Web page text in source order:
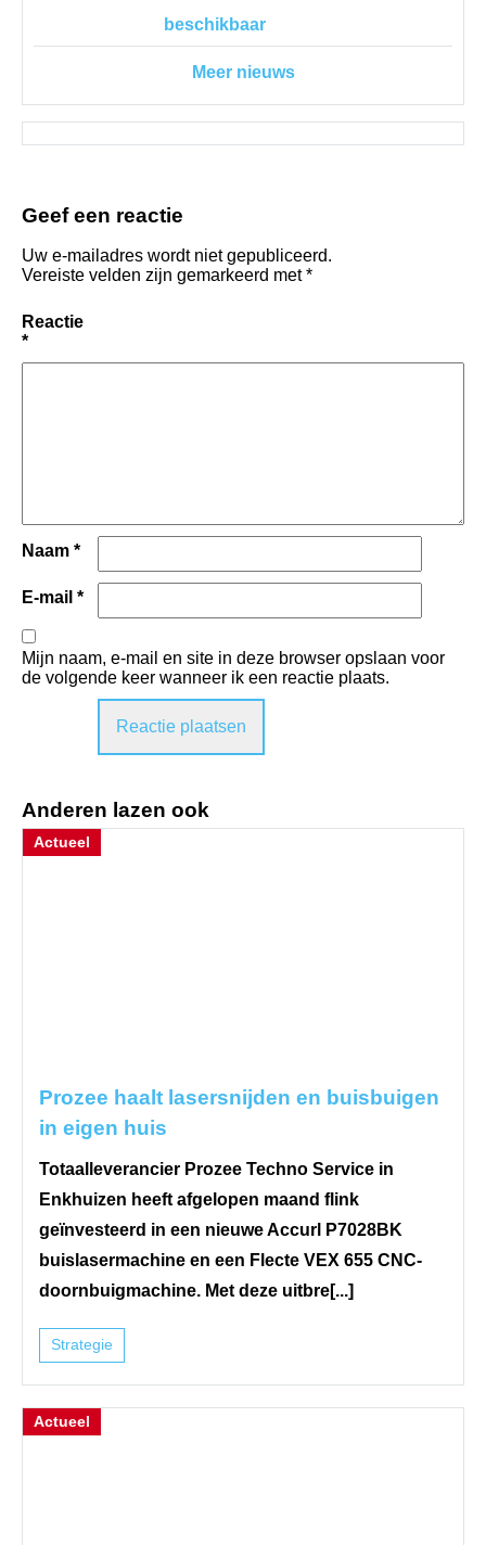
beschikbaar
Meer nieuws
Geef een reactie
Uw e-mailadres wordt niet gepubliceerd.
Vereiste velden zijn gemarkeerd met*
Reactie
*
Naam *
E-mail *
Mijn naam, e-mail en site in deze browser opslaan voor
de volgende keer wanneer ik een reactie plaats.
Anderen lazen ook
Actueel
Prozee haalt lasersnijden en buisbuigen
in eigen huis
Totaalleverancier Prozee Techno Service in
Enkhuizen heeft afgelopen maand flink
geïnvesteerd in een nieuwe Accurl P7028BK
buislasermachine en een Flecte VEX 655 CNC-
doornbuigmachine. Met deze uitbre[...]
Strategie
Actueel